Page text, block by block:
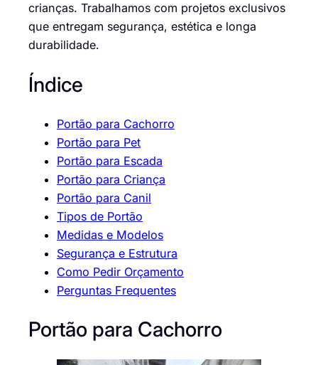
crianças. Trabalhamos com projetos exclusivos
que entregam segurança, estética e longa
durabilidade.
Índice
Portão para Cachorro
Portão para Pet
Portão para Escada
Portão para Criança
Portão para Canil
Tipos de Portão
Medidas e Modelos
Segurança e Estrutura
Como Pedir Orçamento
Perguntas Frequentes
Portão para Cachorro